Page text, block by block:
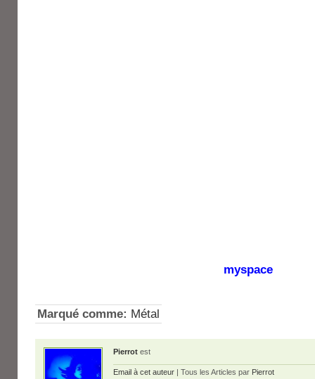
myspace
Marqué comme: Métal
Pierrot est
Email à cet auteur | Tous les Articles par Pierrot